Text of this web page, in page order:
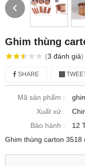
‹
Ghim thùng
(3 đánh giá)
SHARE
Mã sản phẩm :
Xuất xứ :
Bảo hành :
12
Ghim thùng carton 3518